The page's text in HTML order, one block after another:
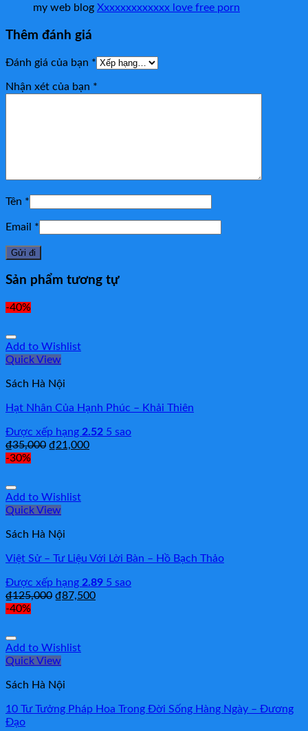
my web blog Xxxxxxxxxxxxx love free porn
Thêm đánh giá
Đánh giá của bạn *
Nhận xét của bạn *
Tên *
Email *
Sản phẩm tương tự
-40%
Add to Wishlist
Quick View
Sách Hà Nội
Hạt Nhân Của Hạnh Phúc – Khải Thiên
Được xếp hạng 2.52 5 sao
₫35,000 ₫21,000
-30%
Add to Wishlist
Quick View
Sách Hà Nội
Việt Sử – Tư Liệu Với Lời Bàn – Hồ Bạch Thảo
Được xếp hạng 2.89 5 sao
₫125,000 ₫87,500
-40%
Add to Wishlist
Quick View
Sách Hà Nội
10 Tư Tưởng Pháp Hoa Trong Đời Sống Hàng Ngày – Đương
Đạo